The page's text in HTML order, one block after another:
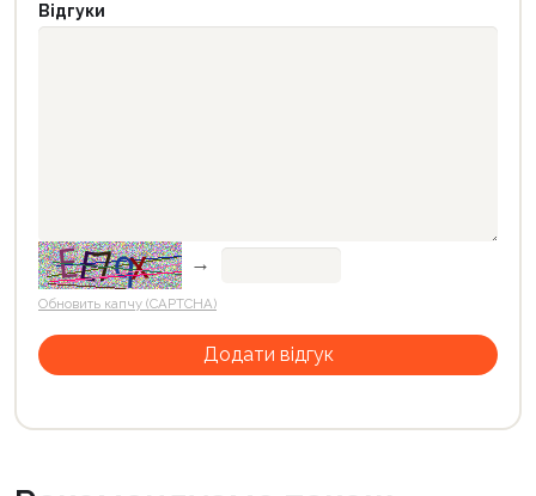
Відгуки
→
Обновить капчу (CAPTCHA)